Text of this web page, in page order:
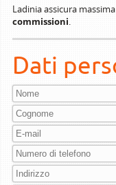
Ladinia assicura
commissioni.
Dati